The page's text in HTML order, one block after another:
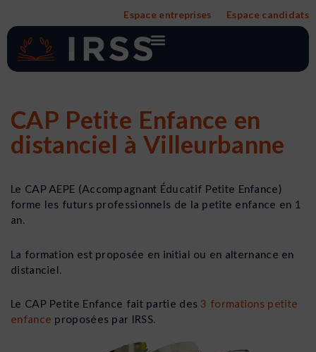
contenu
Espace entreprises Espace candidats
CAP Petite Enfance en
distanciel à Villeurbanne
Le CAP AEPE (Accompagnant Éducatif Petite Enfance)
forme les futurs professionnels de la petite enfance en 1
an.
La formation est proposée en initial ou en alternance en
distanciel.
Le CAP Petite Enfance fait partie des3 formations petite
enfance proposées par IRSS.